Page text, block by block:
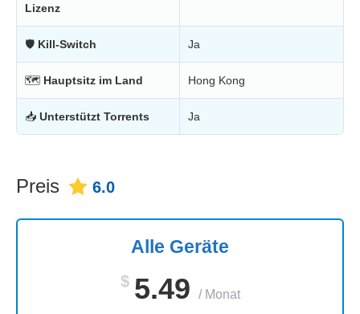
Lizenz
🛡 Kill-Switch Ja
🗺 Hauptsitz im Land Hong Kong
📥 Unterstützt Torrents Ja
Preis 6.0
Alle Geräte
$ 5.49 / Monat